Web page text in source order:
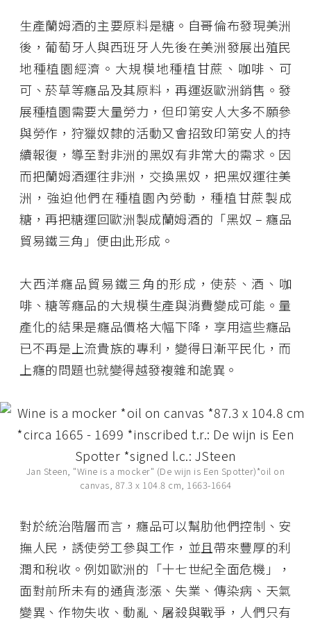
生產蘭姆酒的主要原料是糖。自哥倫布發現美洲
後，葡萄牙人與西班牙人先後在美洲發展出殖民
地種植園經濟。大規模地種植甘蔗、咖啡、可
可、菸草等癮品及其原料，再運返歐洲銷售。發
展種植園需要大量勞力，但印第安人大多不願參
與勞作，狩獵奴隸的活動又會招致印第安人的持
續報復，導至對非洲的黑奴有非常大的需求。因
而把蘭姆酒運往非洲，交換黑奴，把黑奴運往美
洲，強迫他們在種植園內勞動，種植甘蔗製成
糖，再把糖運回歐洲製成蘭姆酒的「黑奴 – 癮品
貿易鐵三角」便由此形成。
大西洋癮品貿易鐵三角的形成，使菸、酒、咖
啡、糖等癮品的大規模生產與消費變成可能。量
產化的結果是癮品價格大幅下降，享用這些癮品
已不再是上流貴族的專利，變得日漸平民化，而
上癮的問題也就變得越發複雜和詭異。
Jan Steen, "Wine is a mocker" (De wijn is Een Spotter)*oil on
canvas, 87.3 x 104.8 cm, 1663-1664
對於統治階層而言，癮品可以幫肋他們控制、安
撫人民，誘使勞工參與工作，並且帶來豐厚的利
潤和稅收。例如歐洲的「十七世紀全面危機」，
面對前所未有的通貨澎漲、失業、傳染病、天氣
變異、作物失收、動亂、屠殺與戰爭，人們只有